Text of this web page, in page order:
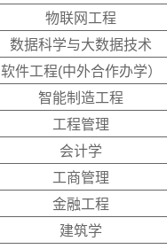
物联网工程
数据科学与大数据技术
软件工程(中外合作办学）
智能制造工程
工程管理
会计学
工商管理
金融工程
建筑学